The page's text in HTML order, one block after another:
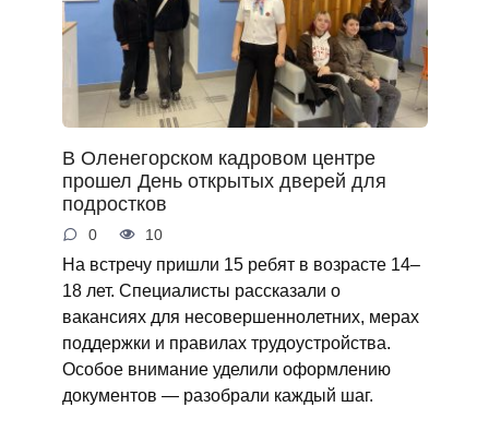
В Оленегорском кадровом центре
прошел День открытых дверей для
подростков
0 10
На встречу пришли 15 ребят в возрасте 14–
18 лет. Специалисты рассказали о
вакансиях для несовершеннолетних, мерах
поддержки и правилах трудоустройства.
Особое внимание уделили оформлению
документов — разобрали каждый шаг.